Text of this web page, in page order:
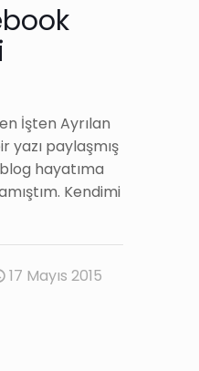
İşten Ayrılan
yazı paylaşmış
hayatıma
Kendimi
17 Mayıs 2015